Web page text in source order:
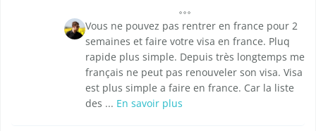
Vous ne pouvez pas rentrer en france pour 2
semaines et faire votre visa en france. Pluq
rapide plus simple. Depuis très longtemps me
français ne peut pas renouveler son visa. Visa
est plus simple a faire en france. Car la liste
des ... En savoir plus